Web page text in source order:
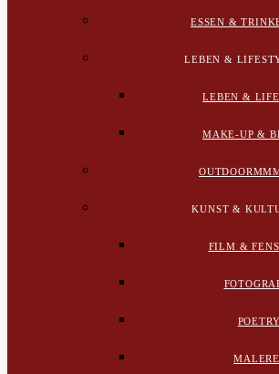
ESSEN &
LEBEN &
LEBEN &
MAKE-UP &
KUNST &
FILM &
POETRY